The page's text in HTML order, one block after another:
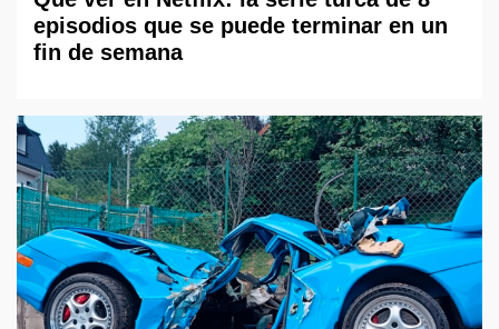
episodios que se puede terminar en un
fin de semana